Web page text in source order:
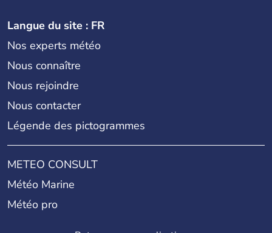
Langue du site : FR
Nos experts météo
Nous connaître
Nous rejoindre
Nous contacter
Légende des pictogrammes
METEO CONSULT
Météo Marine
Météo pro